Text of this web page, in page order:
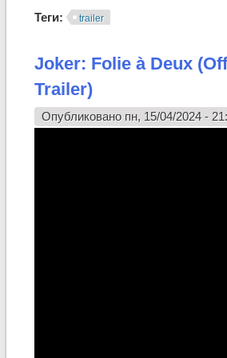
Теги: trailer
Joker: Folie à Deux
Trailer)
Опубликовано пн, 15/04/2024 -